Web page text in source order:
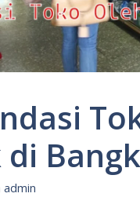
admin